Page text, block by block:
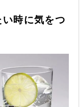
時に気をつ